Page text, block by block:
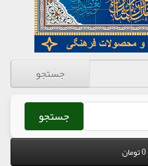
جستجو
جستجو